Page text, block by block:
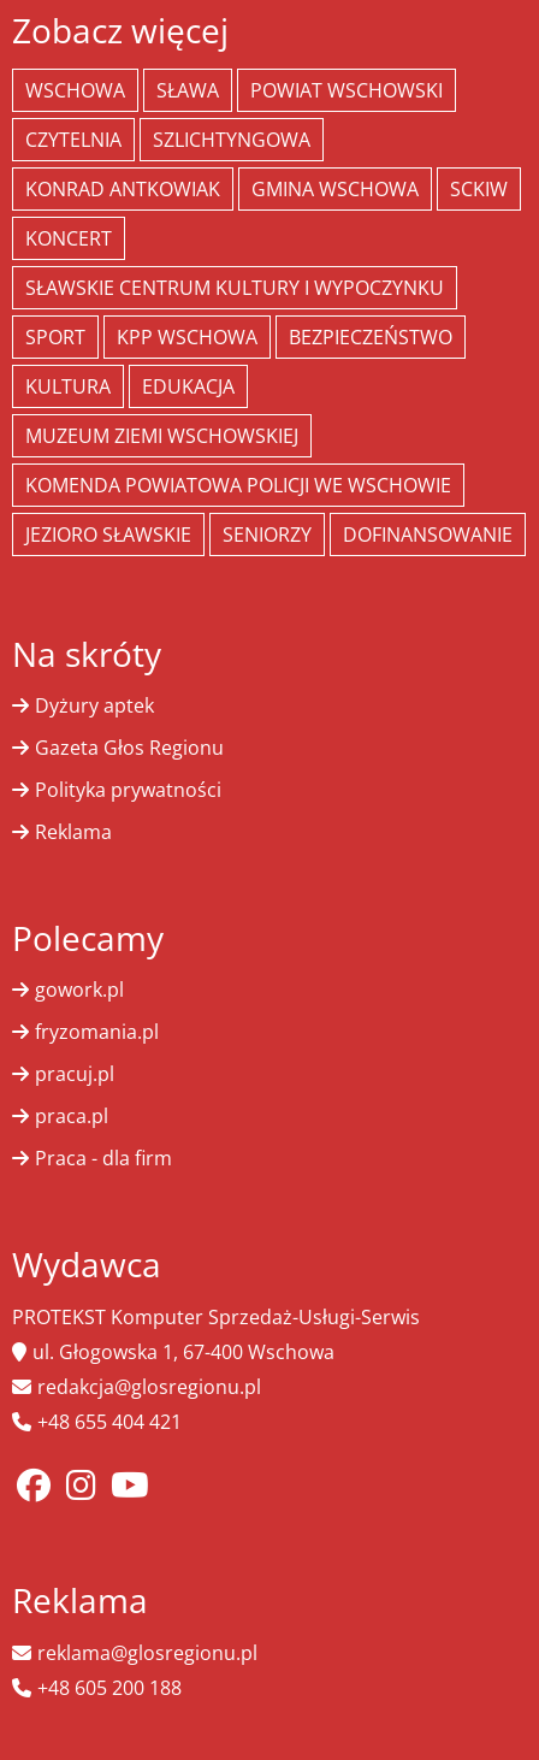
Zobacz więcej
WSCHOWA SŁAWA
POWIAT WSCHOWSKI
CZYTELNIA
SZLICHTYNGOWA
KONRAD ANTKOWIAK
GMINA WSCHOWA
SCKIW
KONCERT
SŁAWSKIE CENTRUM KULTURY I WYPOCZYNKU
SPORT
KPP WSCHOWA
BEZPIECZEŃSTWO
KULTURA
EDUKACJA
MUZEUM ZIEMI WSCHOWSKIEJ
KOMENDA POWIATOWA POLICJI WE WSCHOWIE
JEZIORO SŁAWSKIE
SENIORZY DOFINANSOWANIE
Na skróty
Dyżury aptek
Gazeta Głos Regionu
Polityka prywatności
Reklama
Polecamy
gowork.pl
fryzomania.pl
pracuj.pl
praca.pl
Praca - dla firm
Wydawca
PROTEKST Komputer Sprzedaż-Usługi-Serwis
ul. Głogowska 1, 67-400 Wschowa
redakcja@glosregionu.pl
+48 655 404 421
Reklama
reklama@glosregionu.pl
+48 605 200 188